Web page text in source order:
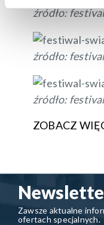
źródło:
źródło:
źródło:
ZOBACZ
Zawsze aktualne
ofertach specjalnych.